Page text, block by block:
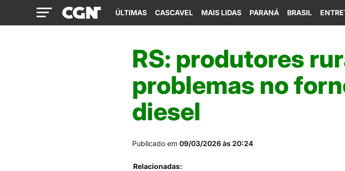
ÚLTIMAS CASCAVEL MAIS LIDAS PARANÁ BRASIL
RS: produtores
problemas no
diesel
Publicado em 09/03/2026 às 20:24
Relacionadas: